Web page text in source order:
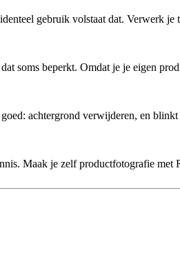
gebruik volstaat dat. Verwerk je
soms beperkt. Omdat je je eigen
achtergrond verwijderen, en
Maak je zelf productfotografie met